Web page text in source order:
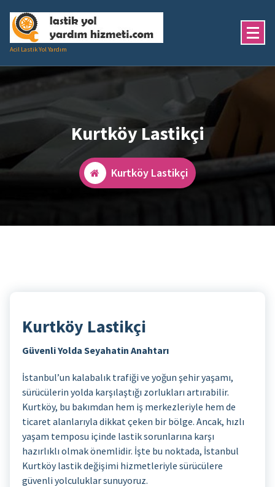
geç
Acil Lastik Yol Yardım
Kurtköy Lastikçi
Kurtköy Lastikçi
Kurtköy Lastikçi
Güvenli Yolda Seyahatin Anahtarı
İstanbul’un kalabalık trafiği ve yoğun şehir yaşamı,
sürücülerin yolda karşılaştığı zorlukları artırabilir.
Kurtköy, bu bakımdan hem iş merkezleriyle hem de
ticaret alanlarıyla dikkat çeken bir bölge. Ancak, hızlı
yaşam temposu içinde lastik sorunlarına karşı
hazırlıklı olmak önemlidir. İşte bu noktada, İstanbul
Kurtköy lastik değişimi hizmetleriyle sürücülere
güvenli yolculuklar sunuyoruz.